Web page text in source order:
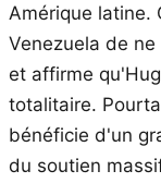
Amérique latine.
Venezuela de
et affirme
totalitaire.
bénéficie d'un
du soutien